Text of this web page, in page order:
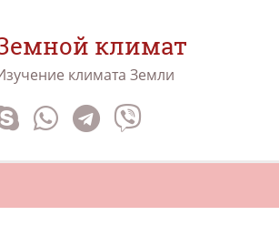
климат
климата Земли